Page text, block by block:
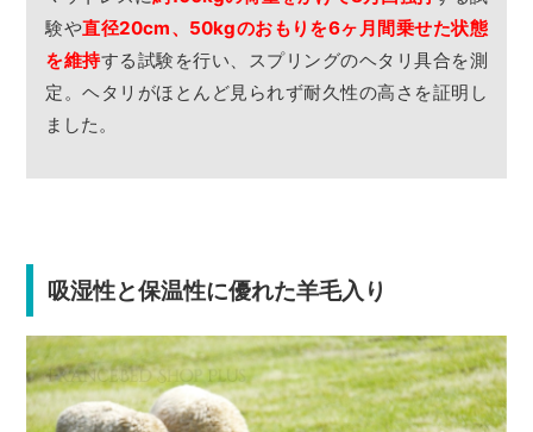
験や直径20cm、50kgのおもりを6ヶ月間乗せた状態
を維持する試験を行い、スプリングのヘタリ具合を測
定。ヘタリがほとんど見られず耐久性の高さを証明し
ました。
吸湿性と保温性に優れた羊毛入り